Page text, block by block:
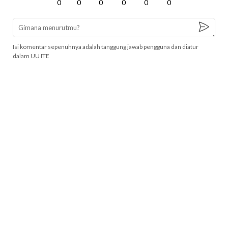
0 0 0 0 0 0
Isi komentar sepenuhnya adalah tanggung jawab pengguna dan diatur
dalam UU ITE